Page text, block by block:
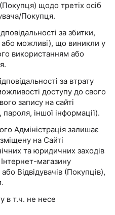
(Покупця) щодо третіх осіб
Покупця.
за збитки,
або можливі), що виникли у
використанням або
за втрату
доступу до свого
запису на сайті
іншої інформації).
Адміністрація залишає
на Сайті
та юридичних заходів
магазину
Відвідувачів (Покупців),
в т.ч. не несе